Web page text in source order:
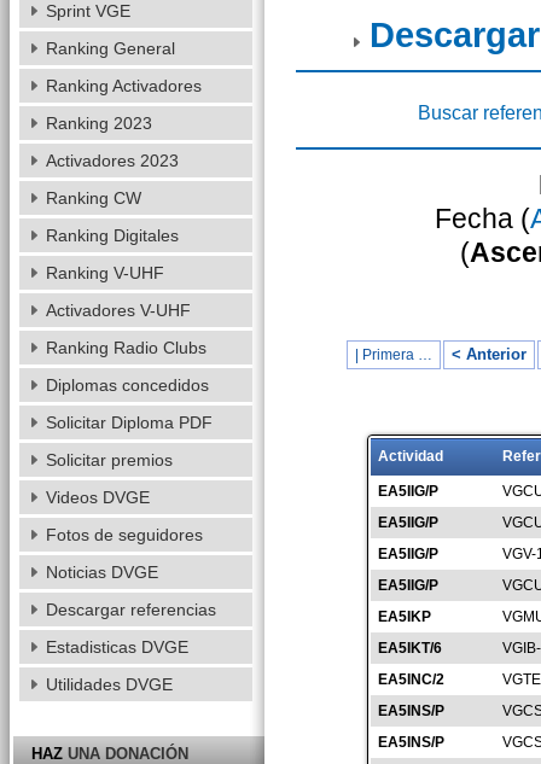
Buscar
Fecha (
(
| Primera … < Anterior
Actividad
EA5IIG/P
EA5IIG/P
EA5IIG/P
VGV-
EA5IIG/P
EA5IKP
EA5IKT/6
EA5INC/2
EA5INS/P
EA5INS/P
Sprint VGE
Ranking General
Ranking Activadores
Ranking 2023
Activadores 2023
Ranking CW
Ranking Digitales
Ranking V-UHF
Activadores V-UHF
Ranking Radio Clubs
Diplomas concedidos
Solicitar Diploma PDF
Solicitar premios
Videos DVGE
Fotos de seguidores
Noticias DVGE
Descargar referencias
Estadisticas DVGE
Utilidades DVGE
HAZUNA DONACIÓN